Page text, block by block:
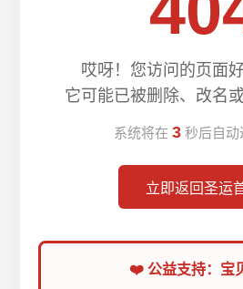
哎呀！您访问的页面
它可能已被删除、改名
系统将在 3 秒后自动
立即返回圣运
❤️ 公益支持：宝